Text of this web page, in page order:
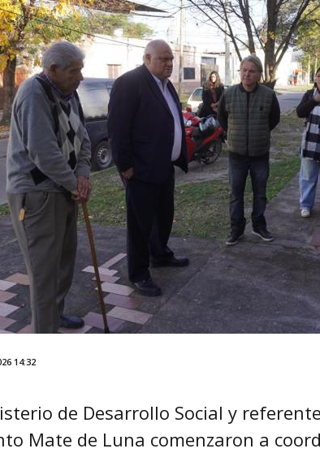
14:32
de Desarrollo Social y
Mate de Luna comenzaron a